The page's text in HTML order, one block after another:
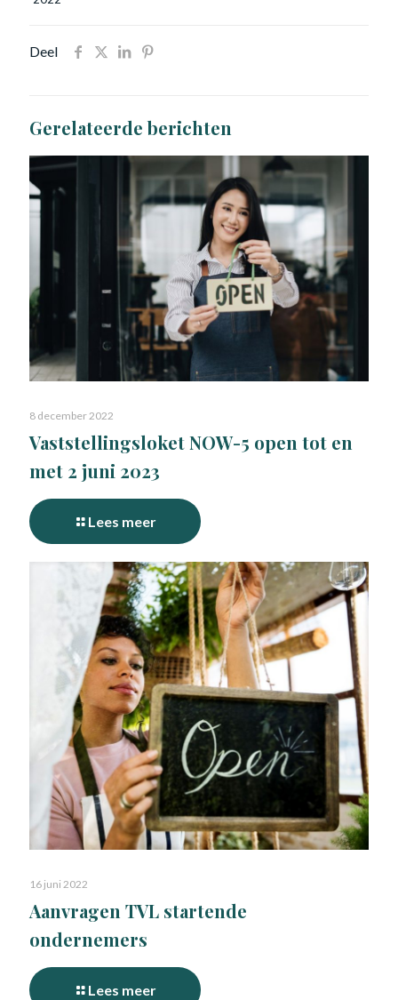
Deel
Gerelateerde berichten
8 december 2022
Vaststellingsloket NOW-5 open tot en
met 2 juni 2023
Lees meer
16 juni 2022
Aanvragen TVL startende
ondernemers
Lees meer